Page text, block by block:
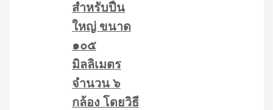
สำหรับปืน
ใหญ่ ขนาด
๑๐๕
มิลลิเมตร
จำนวน ๖
กล้อง โดยวิธี